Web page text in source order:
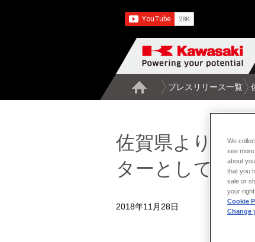
プレスリリース一覧
佐賀県より新
ターとして初受
2018年11月28日
We
see
about
that you
sale or
your
Cookie
Change